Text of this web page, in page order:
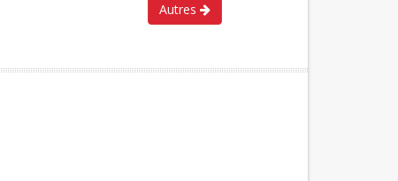
Autres